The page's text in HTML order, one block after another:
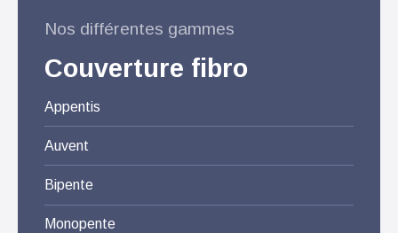
Nos différentes gammes
Couverture fibro
Appentis
Auvent
Bipente
Monopente